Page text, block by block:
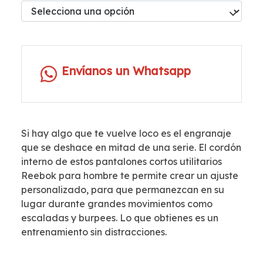
Envíanos un Whatsapp
Si hay algo que te vuelve loco es el engranaje
que se deshace en mitad de una serie. El cordón
interno de estos pantalones cortos utilitarios
Reebok para hombre te permite crear un ajuste
personalizado, para que permanezcan en su
lugar durante grandes movimientos como
escaladas y burpees. Lo que obtienes es un
entrenamiento sin distracciones.